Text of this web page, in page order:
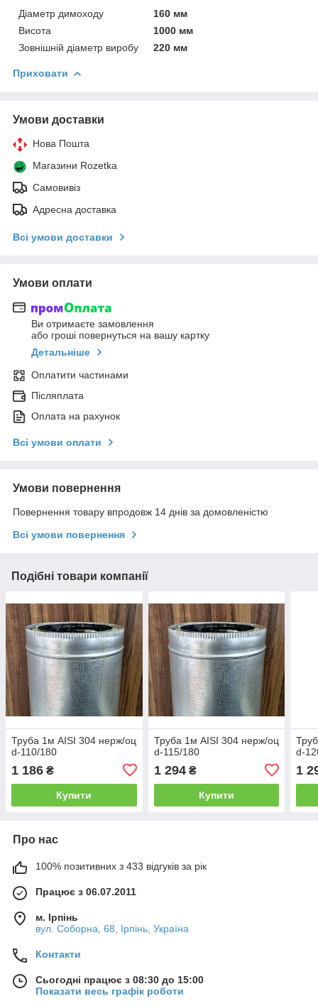
Діаметр димоходу
160 мм
Висота
1000 мм
Зовнішній діаметр виробу
220 мм
Приховати
Умови доставки
Нова Пошта
Магазини Rozetka
Самовивіз
Адресна доставка
Всі умови доставки
Умови оплати
Ви отримаєте замовлення
або гроші повернуться на вашу картку
Детальніше
Оплатити частинами
Післяплата
Оплата на рахунок
Всі умови оплати
Умови повернення
Повернення товару впродовж 14 днів за домовленістю
Всі умови повернення
Подібні товари компанії
Труба 1м AISI 304 нерж/оц
d-110/180
1 186 ₴
Купити
Труба 1м AISI 304 нерж/оц
d-115/180
1 294₴
Купити
d-
1
Про нас
100% позитивних з 433 відгуків за рік
Працює з 06.07.2011
м. Ірпінь
вул. Соборна, 68, Ірпінь, Україна
Контакти
Сьогодні працює з 08:30 до 15:00
Показати весь графік роботи